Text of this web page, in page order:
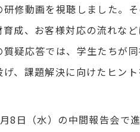
修動画を視聴しました。
成、お客様対応の流れな
疑応答では、学生たちが
、課題解決に向けたヒント
日（水）の中間報告会で